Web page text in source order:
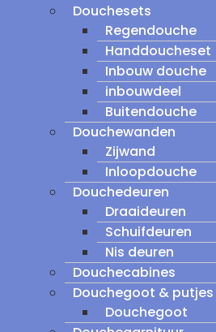
Douchesets
Regendouche
Handdoucheset
Inbouw douche
inbouwdeel
Buitendouche
Douchewanden
Zijwand
Inloopdouche
Douchedeuren
Draaideuren
Schuifdeuren
Nis deuren
Douchecabines
Douchegoot & putjes
Douchegoot